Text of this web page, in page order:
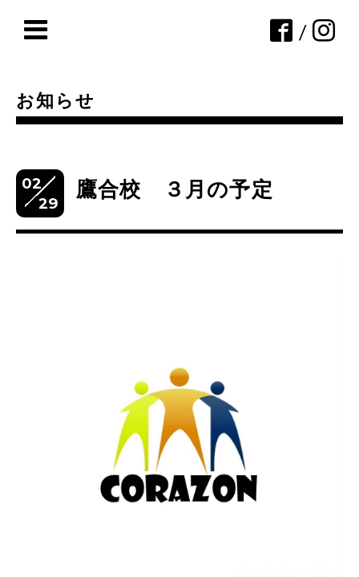
/
お知らせ
02
29
鷹合校 ３月の予定